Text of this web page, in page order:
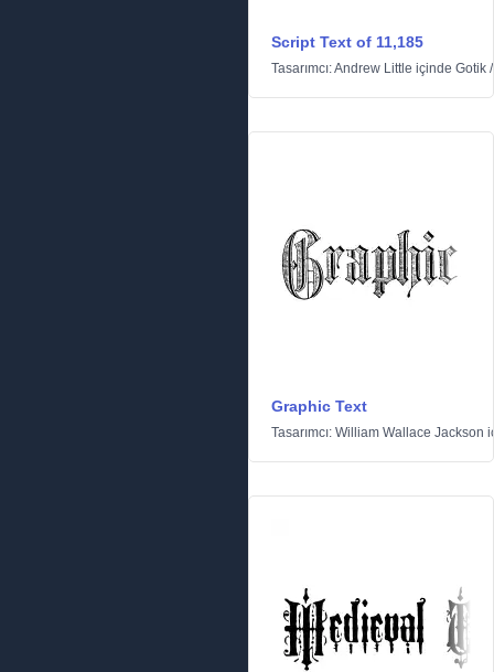
Script Text of 11,185
Tasarımcı:Andrew Little içinde Gotik
Graphic Text
Tasarımcı: William Wallace Jackson